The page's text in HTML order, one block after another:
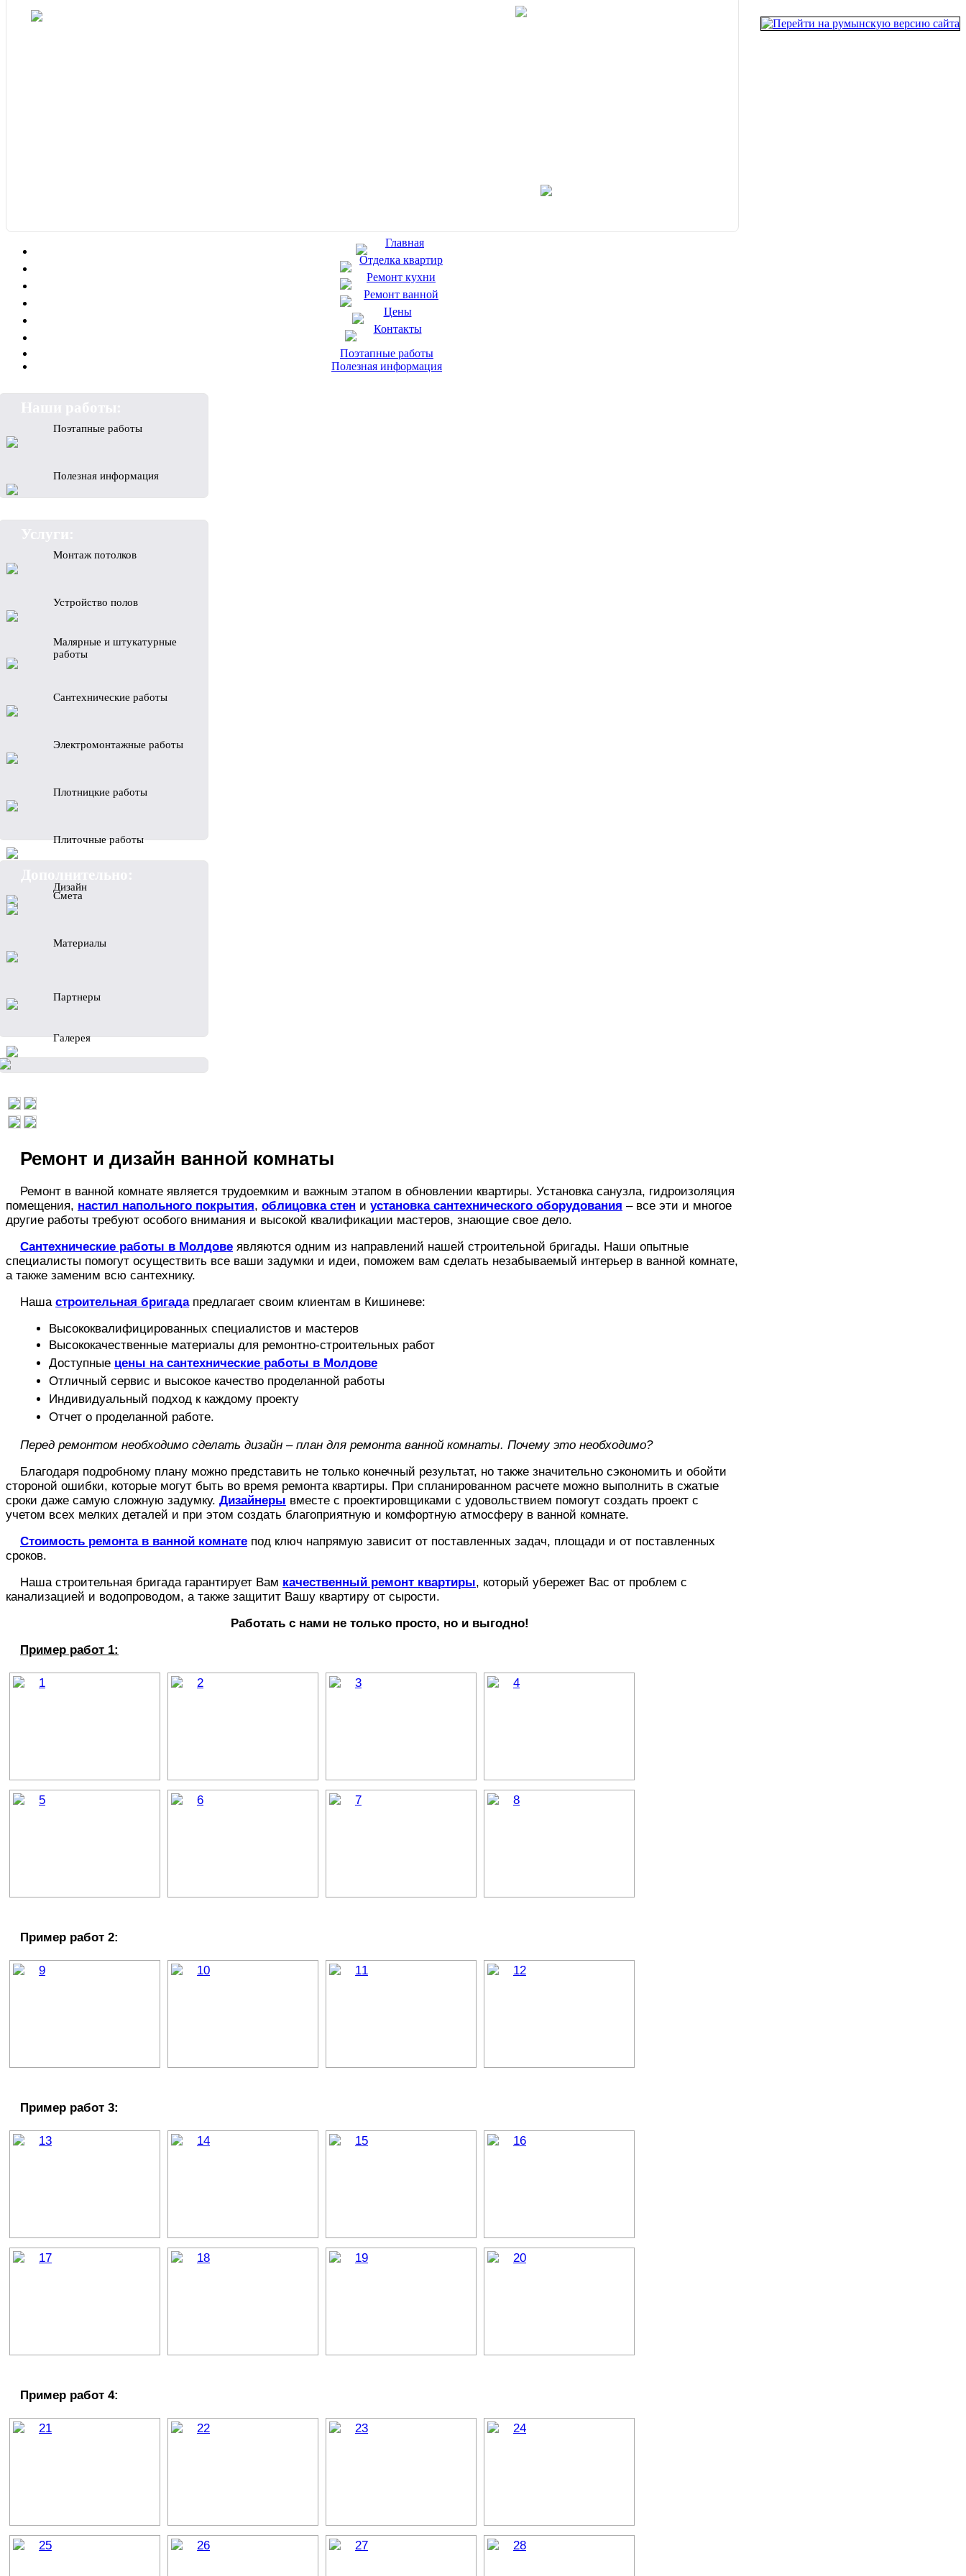
Главная
Отделка квартир
Ремонт кухни
Ремонт ванной
Цены
Контакты
Поэтапные работы
Полезная информация
Поэтапные работы
Полезная информация
Монтаж потолков
Устройство полов
Малярные и штукатурные
работы
Сантехнические работы
Электромонтажные работы
Плотницкие работы
Плиточные работы
Дизайн
Смета
Материалы
Партнеры
Галерея
Ремонт и дизайн ванной комнаты
Ремонт в ванной комнате является трудоемким и важным этапом в обновлении квартиры. Установка санузла, гидроизоляция
помещения, настил напольного покрытия, облицовка стен и установка сантехнического оборудования – все эти и многое
другие работы требуют особого внимания и высокой квалификации мастеров, знающие свое дело.
Сантехнические работы в Молдове являются одним из направлений нашей строительной бригады. Наши опытные
специалисты помогут осуществить все ваши задумки и идеи, поможем вам сделать незабываемый интерьер в ванной комнате,
а также заменим всю сантехнику.
Наша строительная бригадапредлагает своим клиентам в Кишиневе:
Высококвалифицированных специалистов и мастеров
Высококачественные материалы для ремонтно-строительных работ
Доступные цены на сантехнические работы в Молдове
Отличный сервис и высокое качество проделанной работы
Индивидуальный подход к каждому проекту
Отчет о проделанной работе.
Перед ремонтом необходимо сделать дизайн – план для ремонта ванной комнаты. Почему это необходимо?
Благодаря подробному плану можно представить не только конечный результат, но также значительно сэкономить и обойти
стороной ошибки, которые могут быть во время ремонта квартиры. При спланированном расчете можно выполнить в сжатые
сроки даже самую сложную задумку. Дизайнеры вместе с проектировщиками с удовольствием помогут создать проект с
учетом всех мелких деталей и при этом создать благоприятную и комфортную атмосферу в ванной комнате.
Стоимость ремонта в ванной комнате под ключ напрямую зависит от поставленных задач, площади и от поставленных
сроков.
Наша строительная бригада гарантирует Вам качественный ремонт квартиры, который убережет Вас от проблем с
канализацией и водопроводом, а также защитит Вашу квартиру от сырости.
Работать с нами не только просто, но и выгодно!
Пример работ 1:
Пример работ 2:
Пример работ 3:
Пример работ 4: